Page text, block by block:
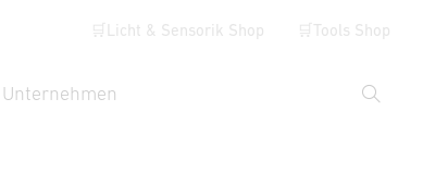
🛒Licht & Sensorik Shop 🛒Tools Shop
Unternehmen
Suche